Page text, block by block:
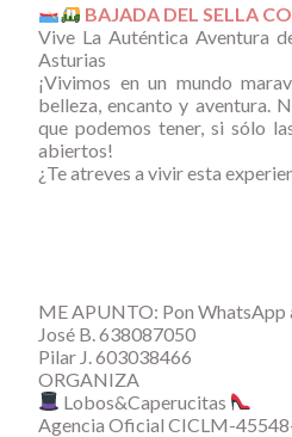
BAJADA DEL SELLA
Vive La Auténtica Aventura
Asturias
¡Vivimos en un mundo
belleza, encanto y aventura.
que podemos tener, si sólo
abiertos!
¿Te atreves a vivir esta
ME APUNTO: Pon WhatsApp
José B. 638087050
Pilar J. 603038466
ORGANIZA
Lobos&Caperucitas
Agencia Oficial CICLM-